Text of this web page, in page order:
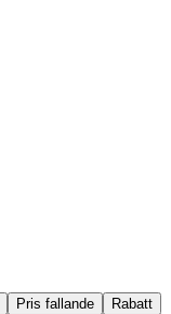
Pris fallande Rabatt